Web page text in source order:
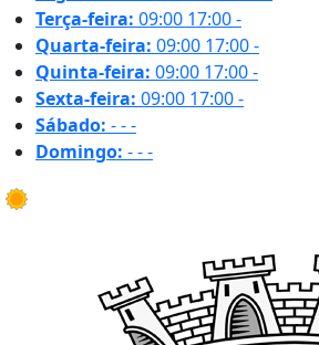
Terça-feira: 09:00 17:00-
Quarta-feira: 09:00 17:00-
Quinta-feira: 09:00 17:00-
Sexta-feira: 09:00 17:00-
Sábado: ---
Domingo: ---